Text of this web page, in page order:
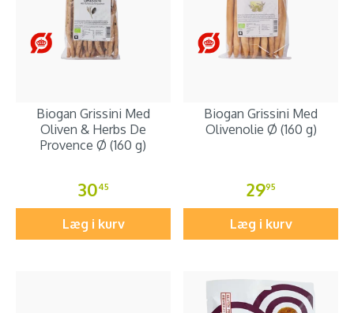
Biogan Grissini Med
Oliven & Herbs De
Provence Ø (160 g)
3045
Læg i kurv
Biogan Grissini Med
Olivenolie Ø (160 g)
2995
Læg i kurv